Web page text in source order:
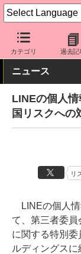
カテゴリ 過去記
ケータイ Watch
ニュース
LINEの個人
国リスクへの
リ
LINEの個人情
て、第三者委
に関する特別
ルディングスに